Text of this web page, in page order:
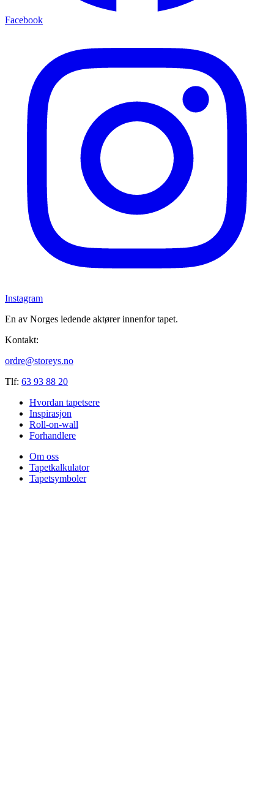
Facebook
Instagram
En av Norges ledende aktører innenfor tapet.
Kontakt:
ordre@storeys.no
Tlf: 63 93 88 20
Hvordan tapetsere
Inspirasjon
Roll-on-wall
Forhandlere
Om oss
Tapetkalkulator
Tapetsymboler